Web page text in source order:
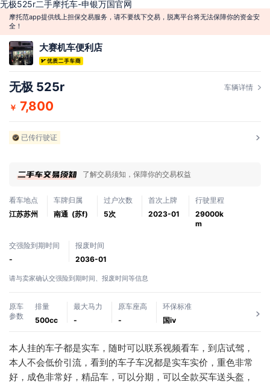
无极525r二手摩托车-申银万国官网
摩托范app提供线上担保交易服务，请不要线下交易，脱离平台将无法保障你的资金安
全！
大赛机车便利店
无极 525r 车辆详情
￥ 7,800
已传行驶证
了解交易须知，保障你的交易权益
看车地点
江苏苏州
车牌归属
南通 (苏f)
过户次数
5次
首次上牌
2023-01
行驶里程
29000k
m
交强险到期时间
-
报废时间
2036-01
请与卖家确认交强险到期时间、报废时间等信息
原车
参数
排量
500cc
最大马力
-
原车座高
-
环保标准
国ⅳ
本人挂的车子都是实车，随时可以联系视频看车，到店试驾，
本人不会低价引流，看到的车子车况都是实车实价，重色非常
好，成色非常好，精品车，可以分期，可以全款买车送头盔，